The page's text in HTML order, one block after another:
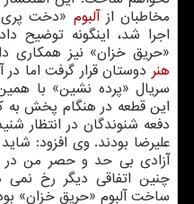
مخاطبان ازآلبوم «دخت پری
اجرا شد، اینگونه توضیح
«حریق خزان» نیز همکاری
هنر دوستان قرار گرفت اما
سریال «پرده نشین» با
این قطعه در هنگام پخش
دفعه شنوندگان در انتظار
علیرضا بودند. وی افزود:
آزادی بی حد و حصر من
چنین اتفاقی دیگر رخ
ساخت آلبوم «حریق خزان»